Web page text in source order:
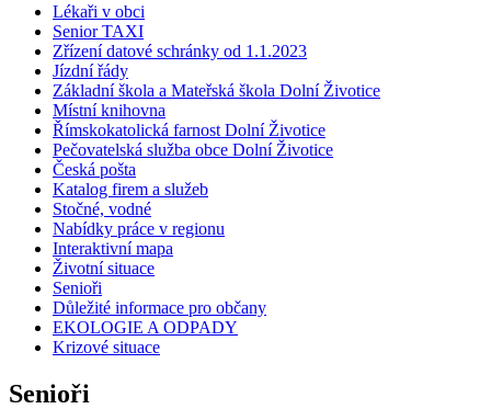
Lékaři v obci
Senior TAXI
Zřízení datové schránky od 1.1.2023
Jízdní řády
Základní škola a Mateřská škola Dolní Životice
Místní knihovna
Římskokatolická farnost Dolní Životice
Pečovatelská služba obce Dolní Životice
Česká pošta
Katalog firem a služeb
Stočné, vodné
Nabídky práce v regionu
Interaktivní mapa
Životní situace
Senioři
Důležité informace pro občany
EKOLOGIE A ODPADY
Krizové situace
Senioři